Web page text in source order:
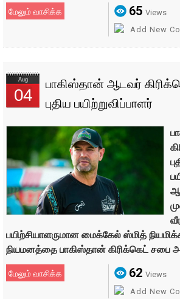
மேலும் வாசிக்க 65 Views
Add New
Aug
04
பாகிஸ்தான் ஆடவர்
புதிய பயிற்றுவிப்பாளர்
பயிற்சியாளருமான மைக்கேல் ஸ்மித்
நியமனத்தை பாகிஸ்தான் கிரிக்கெட் சபை
மேலும் வாசிக்க 62 Views
Add New